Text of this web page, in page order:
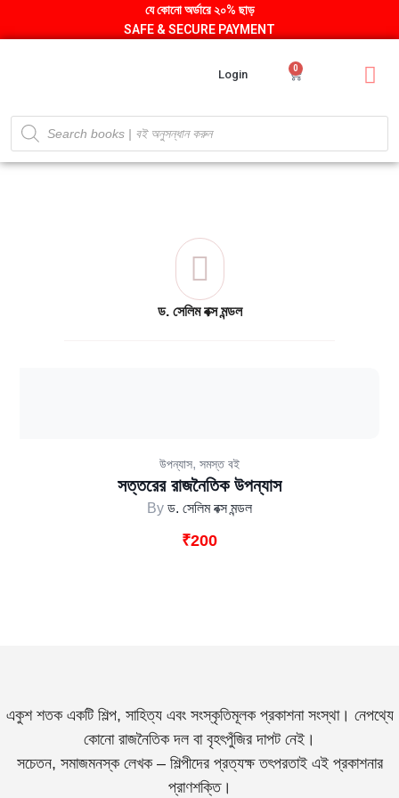
যে কোনো অর্ডারে ২০% ছাড়
SAFE & SECURE PAYMENT
Login 0
ড. সেলিম বক্স মন্ডল
উপন্যাস, সমস্ত বই
সত্তরের রাজনৈতিক উপন্যাস
By ড. সেলিম বক্স মন্ডল
₹200
একুশ শতক একটি শিল্প, সাহিত্য এবং সংস্কৃতিমূলক প্রকাশনা সংস্থা। নেপথ্যে
কোনো রাজনৈতিক দল বা বৃহৎপুঁজির দাপট নেই।
সচেতন, সমাজমনস্ক লেখক – শিল্পীদের প্রত্যক্ষ তৎপরতাই এই প্রকাশনার
প্রাণশক্তি।